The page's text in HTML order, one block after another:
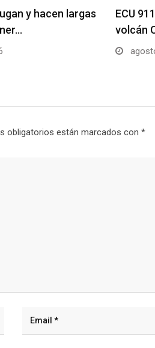
y hacen largas
ECU
volcán
obligatorios están marcados con *